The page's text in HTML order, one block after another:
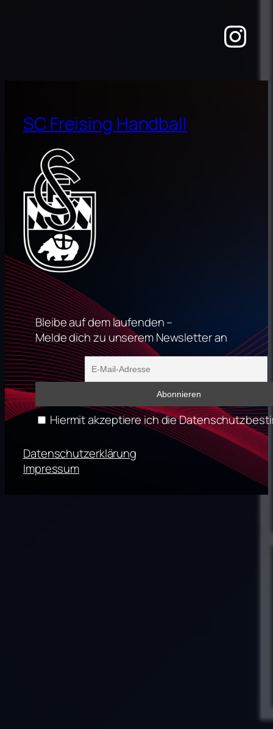
SC Freising Handball
Bleibe auf dem laufenden –
Melde dich zu unserem Newsletter an
Hiermit akzeptiere ich die
Datenschutzerklärung
Impressum